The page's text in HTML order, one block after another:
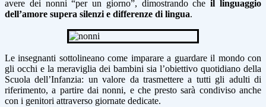
avere dei nonni “per un giorno”, dimostrando cheil linguaggio
dell’amore supera silenzi e differenze di lingua.
Le insegnanti sottolineano come imparare a guardare il mondo con
gli occhi e la meraviglia dei bambini sia l’obiettivo quotidiano della
Scuola dell’Infanzia: un valore da trasmettere a tutti gli adulti di
riferimento, a partire dai nonni, e che presto sarà condiviso anche
con i genitori attraverso giornate dedicate.